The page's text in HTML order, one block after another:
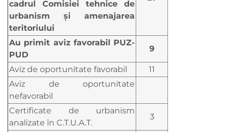
cadrul Comisiei tehnice de
urbanism şi amenajarea
teritoriului
Au primit aviz favorabil PUZ-
PUD
9
Aviz de oportunitate favorabil
11
Aviz de oportunitate
nefavorabil
Certificate de urbanism
analizate în C.T.U.A.T.
3